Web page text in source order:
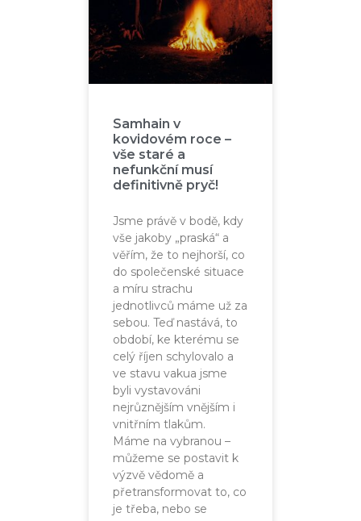
Samhain v
kovidovém roce –
vše staré a
nefunkční musí
definitivně pryč!
Jsme právě v bodě, kdy
vše jakoby „praská“ a
věřím, že to nejhorší, co
do společenské situace
a míru strachu
jednotlivců máme už za
sebou. Teď nastává, to
období, ke kterému se
celý říjen schylovalo a
ve stavu vakua jsme
byli vystavováni
nejrůznějším vnějším i
vnitřním tlakům.
Máme na vybranou –
můžeme se postavit k
výzvě vědomě a
přetransformovat to, co
je třeba, nebo se